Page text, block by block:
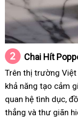
Chai Hít
Trên thị trường
khả năng tạo cảm
quan hệ tình dục,
thẳng và thư giãn